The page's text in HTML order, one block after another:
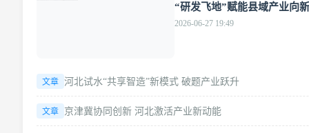
“研发飞地”赋能县域产业向新
2026-06-27 19:49
文章 河北试水“共享智造”新模式 破题产业跃升
文章 京津冀协同创新 河北激活产业新动能